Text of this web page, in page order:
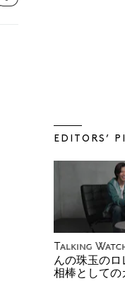
EDITORS’
Talking
んの珠玉のロ
相棒としての